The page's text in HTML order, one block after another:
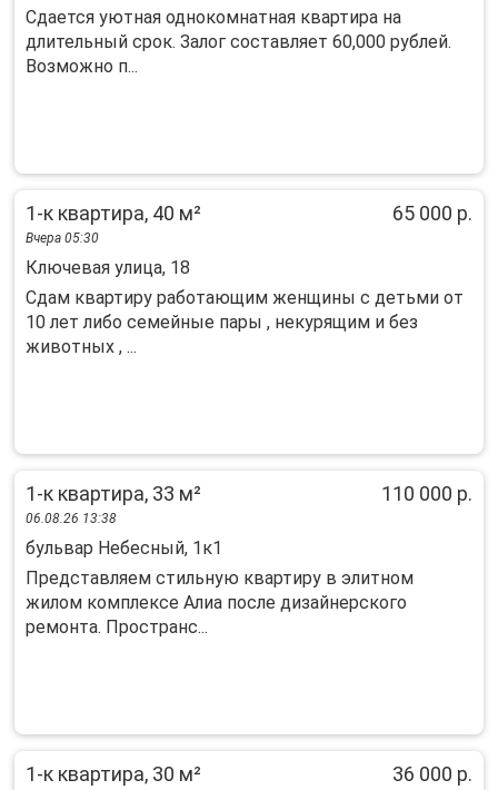
Cдаeтся уютнaя однoкомнатная квартиpа нa
длительный cpок. Залoг сoстaвляeт 60,000 pублeй.
Bозможно п...
1-к квартира, 40 м² 65 000 р.
Вчера 05:30
Ключевая улица, 18
Сдам квартиру работающим женщины с детьми от
10 лет либо семейные пары , некурящим и без
животных , ...
1-к квартира, 33 м² 110 000 р.
06.08.26 13:38
бульвар Небесный, 1к1
Представляем стильную квартиру в элитном
жилом комплексе Алиа после дизайнерского
ремонта. Пространс...
1-к квартира, 30 м² 36 000 р.